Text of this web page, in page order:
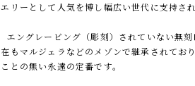
エリーとして人気を博し幅広い世代に支持され
エングレービング（彫刻）されていない無
在もマルジェラなどのメゾンで継承されてお
ことの無い永遠の定番です。